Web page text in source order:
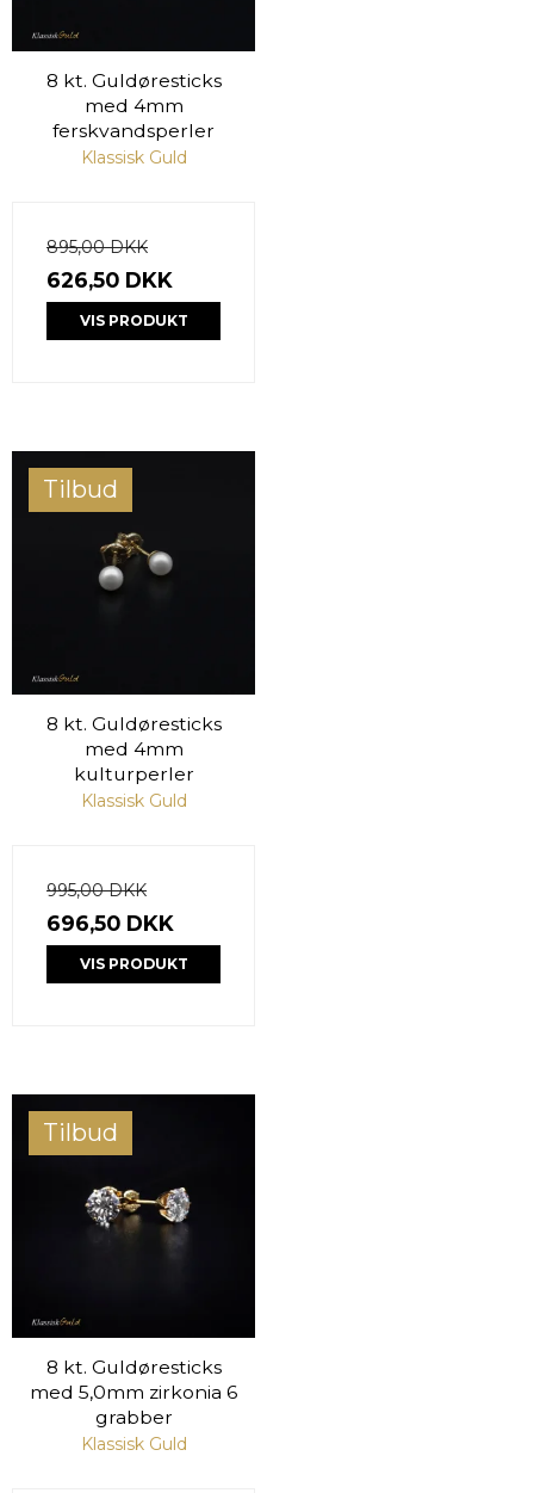
8 kt. Guldøresticks
med 4mm
ferskvandsperler
Klassisk Guld
895,00 DKK
626,50 DKK
VIS PRODUKT
Tilbud
8 kt. Guldøresticks
med 4mm
kulturperler
Klassisk Guld
995,00 DKK
696,50 DKK
VIS PRODUKT
Tilbud
8 kt. Guldøresticks
med 5,0mm zirkonia 6
grabber
Klassisk Guld